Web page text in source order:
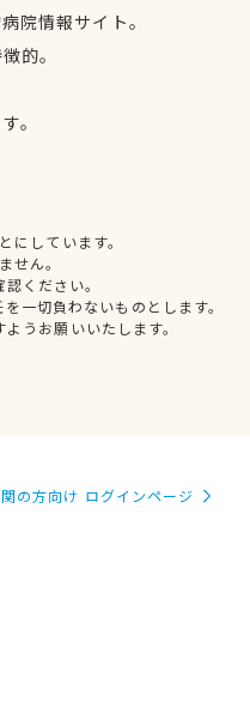
院情報サイト。
的。
。
しています。
せん。
ください。
一切負わないものとします。
うお願いいたします。
の方向け ログインページ